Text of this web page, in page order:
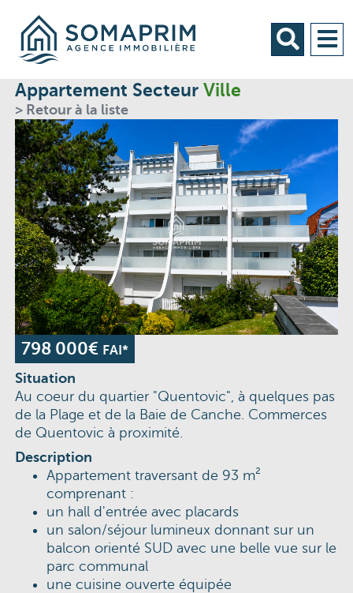
Appartement Secteur Ville
> Retour à la liste
798 000€ FAI*
Situation
Au coeur du quartier "Quentovic", à quelques pas
de la Plage et de la Baie de Canche. Commerces
de Quentovic à proximité.
Description
Appartement traversant de 93 m²
comprenant :
un hall d'entrée avec placards
un salon/séjour lumineux donnant sur un
balcon orienté SUD avec une belle vue sur le
parc communal
une cuisine ouverte équipée